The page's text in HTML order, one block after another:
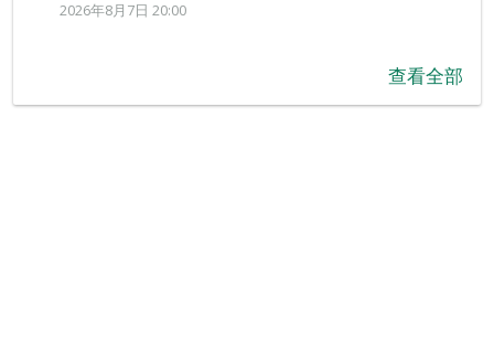
2026年8月7日 20:00
查看全部